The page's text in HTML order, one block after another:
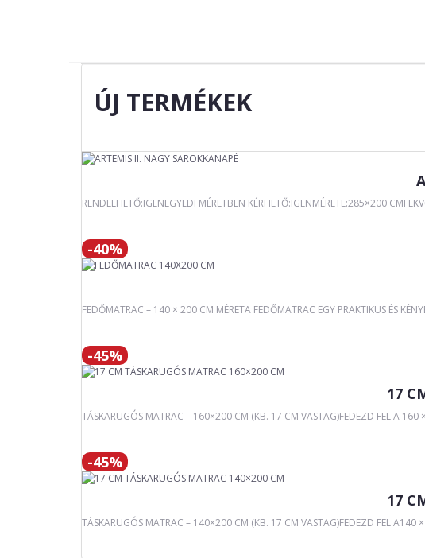
ÚJ TERMÉKEK
RENDELHETŐ:IGENEGYEDI MÉRETBEN KÉRHETŐ:IGENMÉRETE:285×200
-40%
FEDŐMATRAC – 140 × 200 CM MÉRETA FEDŐMATRAC EGY PRAKTIKUS ÉS
-45%
17
TÁSKARUGÓS MATRAC – 160×200 CM (KB. 17 CM VASTAG)FEDEZD FEL A 160
-45%
17
TÁSKARUGÓS MATRAC – 140×200 CM (KB. 17 CM VASTAG)FEDEZD FEL A140